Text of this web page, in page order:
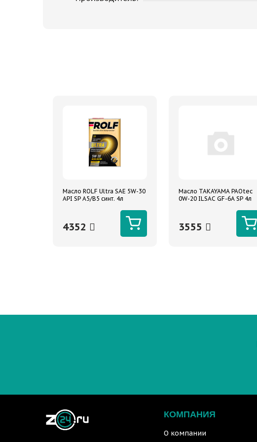
Масло ROLF Ultra SAE 5W-30
API SP A5/B5 синт. 4л
4352
Масло TAKAYAMA PAOtec
0W-20 ILSAC GF-6A SP 4л
3555
КОМПАНИЯ
О компании